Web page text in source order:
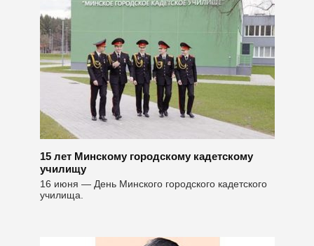
15 лет Минскому городскому кадетскому
училищу
16 июня — День Минского городского кадетского
училища.